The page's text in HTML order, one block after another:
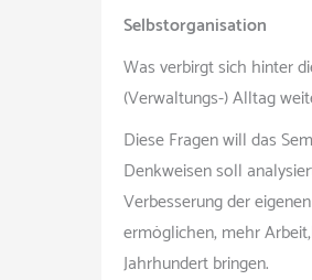
Selbstorganisation
Was verbirgt sich hinter
(Verwaltungs-) Alltag
Diese Fragen will das
Denkweisen soll
Verbesserung der
ermöglichen, mehr
Jahrhundert bringen.